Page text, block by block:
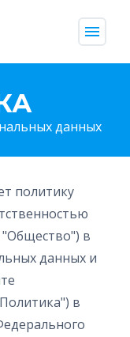
menu
данных
политику
"Общество") в
данных и
в